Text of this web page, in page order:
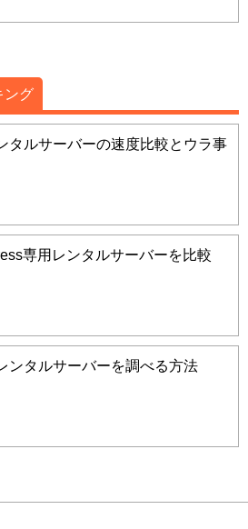
ング
タルサーバーの速度比較とウラ事
専用レンタルサーバーを比較
ンタルサーバーを調べる方法